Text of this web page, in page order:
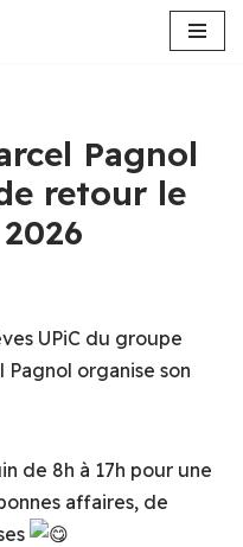
Pagnol
retour le
UPiC du groupe
organise son
de 8h à 17h pour une
affaires, de